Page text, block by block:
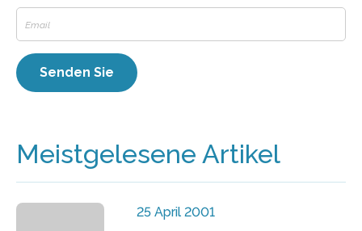
Meistgelesene Artikel
25 April 2001